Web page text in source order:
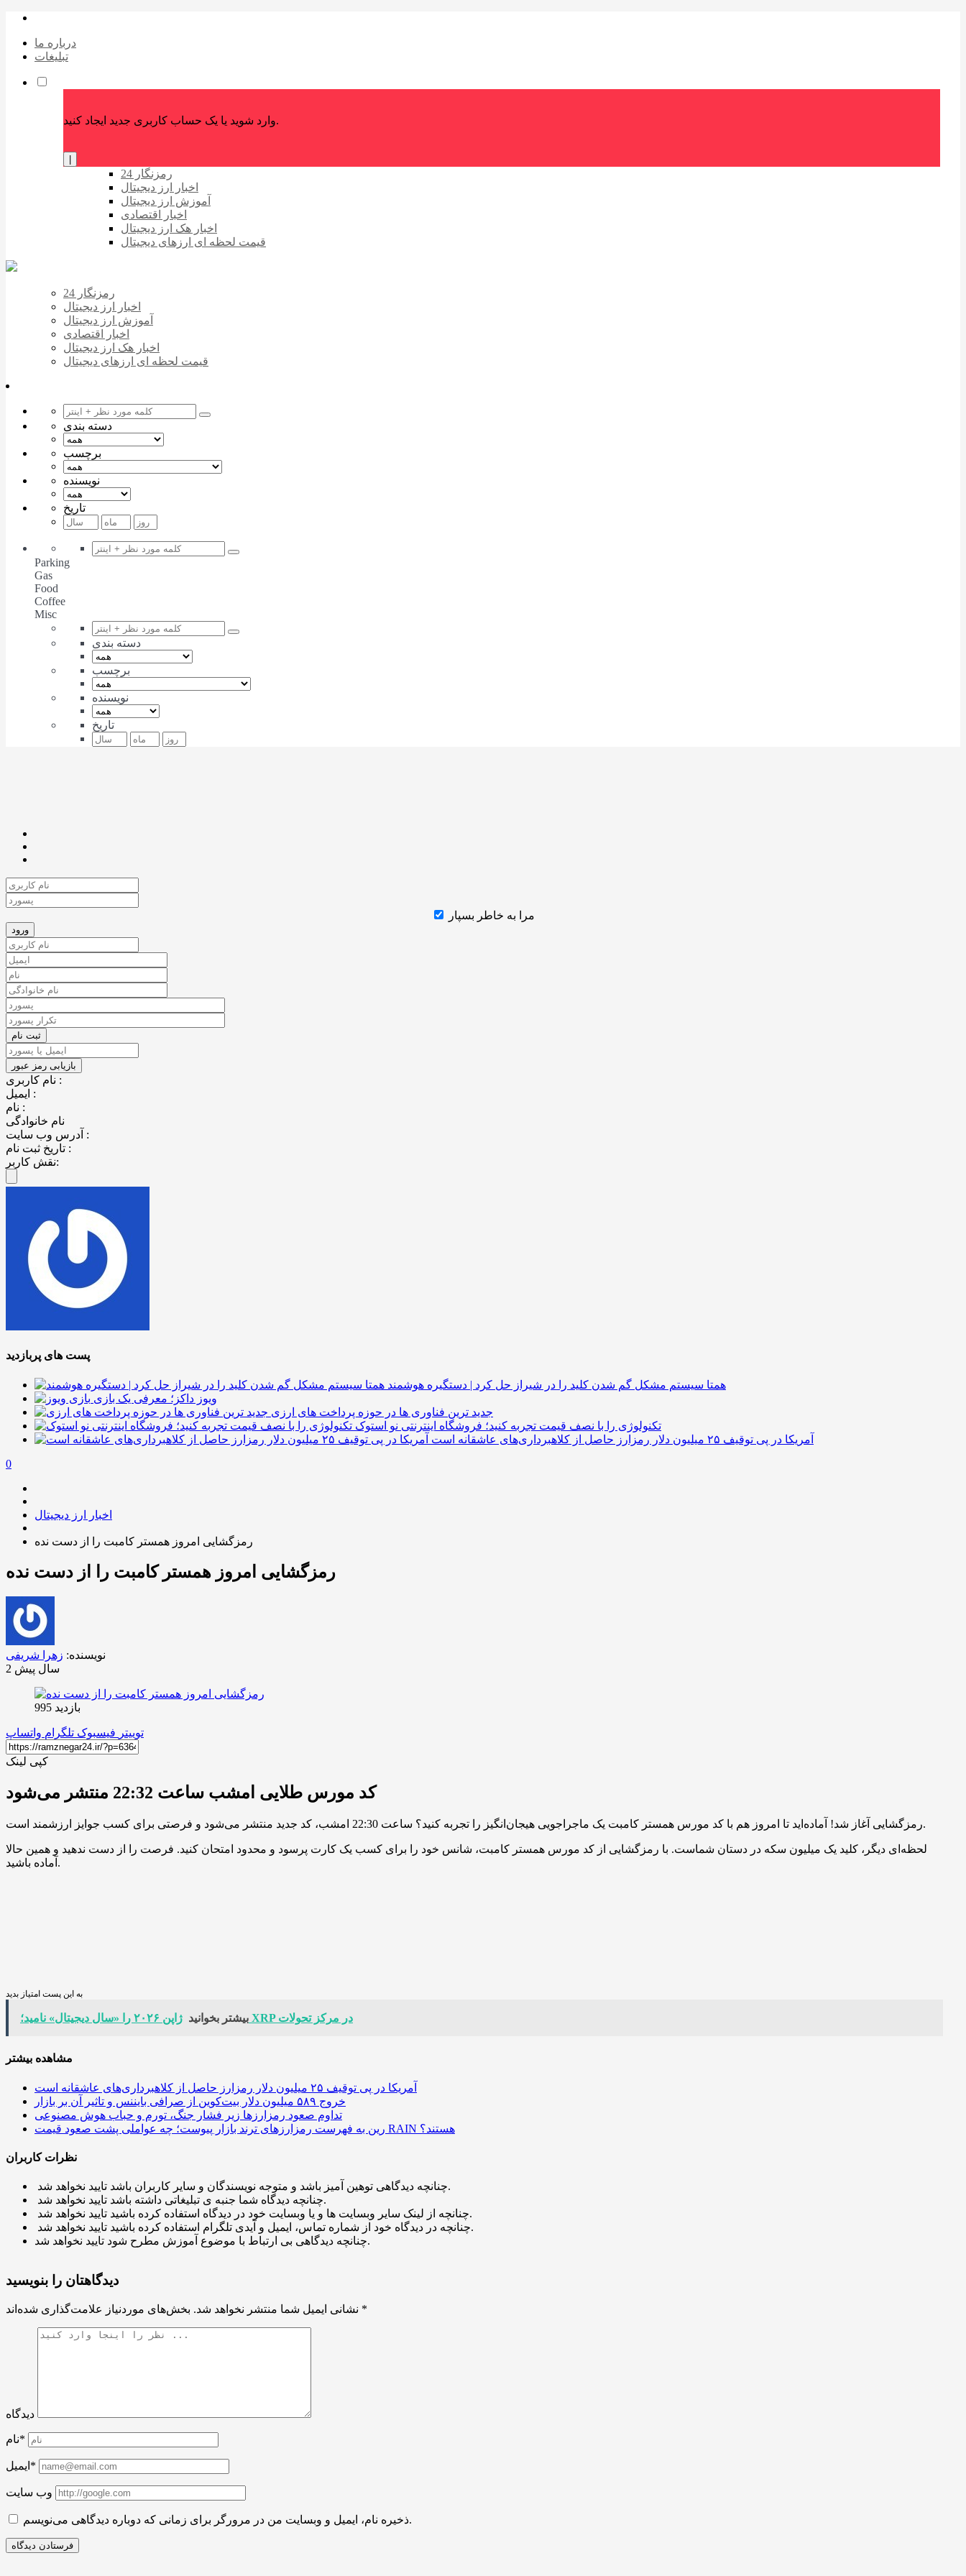
درباره ما
تبلیغات
وارد شوید یا یک حساب کاربری جدید ایجاد کنید.
رمزنگار 24
اخبار ارز دیجیتال
آموزش ارز دیجیتال
اخبار اقتصادی
اخبار هک ارز دیجیتال
قیمت لحظه ای ارزهای دیجیتال
رمزنگار 24
اخبار ارز دیجیتال
آموزش ارز دیجیتال
اخبار اقتصادی
اخبار هک ارز دیجیتال
قیمت لحظه ای ارزهای دیجیتال
دسته بندی
برچسب
نویسنده
تاریخ
Parking
Gas
Food
Coffee
Misc
دسته بندی
برچسب
نویسنده
تاریخ
مرا به خاطر بسپار
نام کاربری :
ایمیل :
نام :
نام خانوادگی
آدرس وب سایت :
تاریخ ثبت نام :
نقش کاربر:
پست های پربازدید
همتا سیستم مشکل گم شدن کلید را در شیراز حل کرد | دستگیره هوشمند
ویوز داکز؛ معرفی یک بازی
جدید ترین فناوری ها در حوزه پرداخت های ارزی
تکنولوژی را با نصف قیمت تجربه کنید؛ فروشگاه اینترنتی نو استوک
آمریکا در پی توقیف ۲۵ میلیون دلار رمزارز حاصل از کلاهبرداری‌های عاشقانه است
0
اخبار ارز دیجیتال
رمزگشایی امروز همستر کامبت را از دست نده
رمزگشایی امروز همستر کامبت را از دست نده
نویسنده: زهرا شریفی
2 سال پیش
بازدید 995
توییتر فیسبوک تلگرام واتساپ
کپی لینک
کد مورس طلایی امشب ساعت 22:32 منتشر می‌شود
رمزگشایی آغاز شد! آماده‌اید تا امروز هم با کد مورس همستر کامبت یک ماجراجویی هیجان‌انگیز را تجربه کنید؟ ساعت 22:30 امشب، کد جدید منتشر می‌شود و فرصتی برای کسب جوایز ارزشمند است.
لحظه‌ای دیگر، کلید یک میلیون سکه در دستان شماست. با رمزگشایی از کد مورس همستر کامبت، شانس خود را برای کسب یک کارت پرسود و محدود امتحان کنید. فرصت را از دست ندهید و همین حالا
آماده باشید.
به این پست امتیاز بدید
بیشتر بخوانید ژاپن ۲۰۲۶ را «سال دیجیتال» نامید؛ XRP در مرکز تحولات
مشاهده بیشتر
آمریکا در پی توقیف ۲۵ میلیون دلار رمزارز حاصل از کلاهبرداری‌های عاشقانه است
خروج ۵۸۹ میلیون دلار بیت‌کوین از صرافی بایننس و تاثیر آن بر بازار
تداوم صعود رمزارزها زیر فشار جنگ، تورم و حباب هوش مصنوعی
رین به فهرست رمزارزهای ترند بازار پیوست؛ چه عواملی پشت صعود قیمت RAIN هستند؟
نظرات کاربران
چنانچه دیدگاهی توهین آمیز باشد و متوجه نویسندگان و سایر کاربران باشد تایید نخواهد شد.
چنانچه دیدگاه شما جنبه ی تبلیغاتی داشته باشد تایید نخواهد شد.
چنانچه از لینک سایر وبسایت ها و یا وبسایت خود در دیدگاه استفاده کرده باشید تایید نخواهد شد.
چنانچه در دیدگاه خود از شماره تماس، ایمیل و آیدی تلگرام استفاده کرده باشید تایید نخواهد شد.
چنانچه دیدگاهی بی ارتباط با موضوع آموزش مطرح شود تایید نخواهد شد.
دیدگاهتان را بنویسید
نشانی ایمیل شما منتشر نخواهد شد. *
دیدگاه
نام*
ایمیل*
وب سایت
ذخیره نام، ایمیل و وبسایت من در مرورگر برای زمانی که دوباره دیدگاهی می‌نویسم.